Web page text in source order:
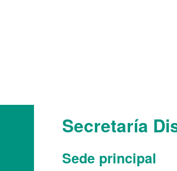
Secretaría
Sede principal